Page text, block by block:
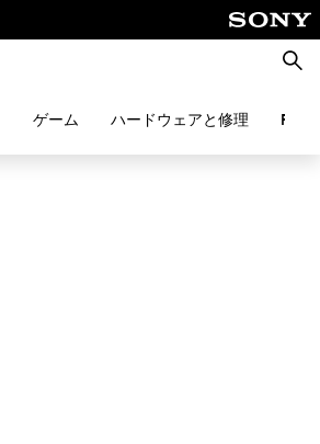
検
索
ゲーム ハードウェアと修理